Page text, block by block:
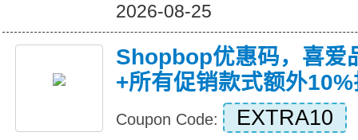
2026-08-25
Shopbop优惠码，喜爱
+所有促销款式额外
Coupon Code: EXTRA10